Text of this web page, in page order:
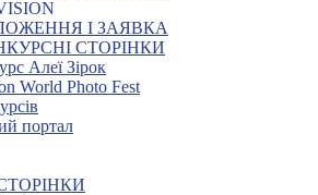
І ЗАЯВКА
СТОРІНКИ
Алеї Зірок
World Photo Fest
портал